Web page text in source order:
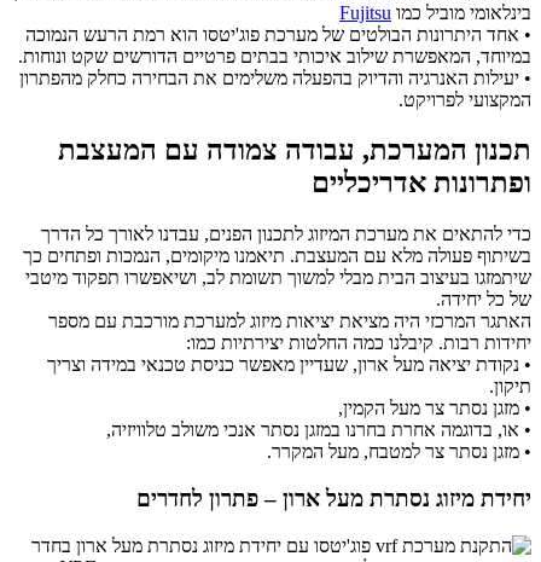
בינלאומי מוביל כמו Fujitsu
• אחד היתרונות הבולטים של מערכת פוג'יטסו הוא רמת הרעש הנמוכה
במיוחד, המאפשרת שילוב איכותי בבתים פרטיים הדורשים שקט ונוחות.
• יעילות האנרגיה והדיוק בהפעלה משלימים את הבחירה כחלק מהפתרון
המקצועי לפרויקט.
תכנון המערכת, עבודה צמודה עם המעצבת
ופתרונות אדריכליים
כדי להתאים את מערכת המיזוג לתכנון הפנים, עבדנו לאורך כל הדרך
בשיתוף פעולה מלא עם המעצבת. תיאמנו מיקומים, הנמכות ופתחים כך
שיתמזגו בעיצוב הבית מבלי למשוך תשומת לב, ושיאפשרו תפקוד מיטבי
של כל יחידה.
האתגר המרכזי היה מציאת יציאות מיזוג למערכת מורכבת עם מספר
יחידות רבות. קיבלנו כמה החלטות יצירתיות כמו:
• נקודת יציאה מעל ארון, שעדיין מאפשר כניסת טכנאי במידה וצריך
תיקון.
• מזגן נסתר צר מעל הקמין,
• או, בדוגמה אחרת בחרנו במזגן נסתר אנכי משולב טלוויזיה,
• מזגן נסתר צר למטבח, מעל המקרר.
יחידת מיזוג נסתרת מעל ארון – פתרון לחדרים